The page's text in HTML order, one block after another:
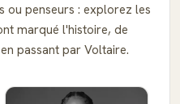
ou penseurs : explorez les
marqué l'histoire, de
passant par Voltaire.